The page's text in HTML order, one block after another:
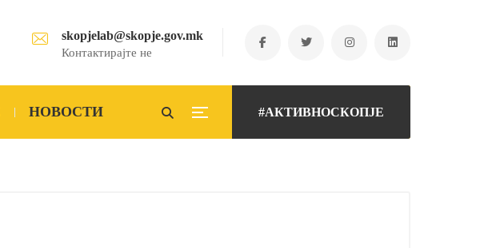
skopjelab@skopje.gov.mk
Контактирајте не
#АКТИВНОСКОПЈЕ
НОВОСТИ